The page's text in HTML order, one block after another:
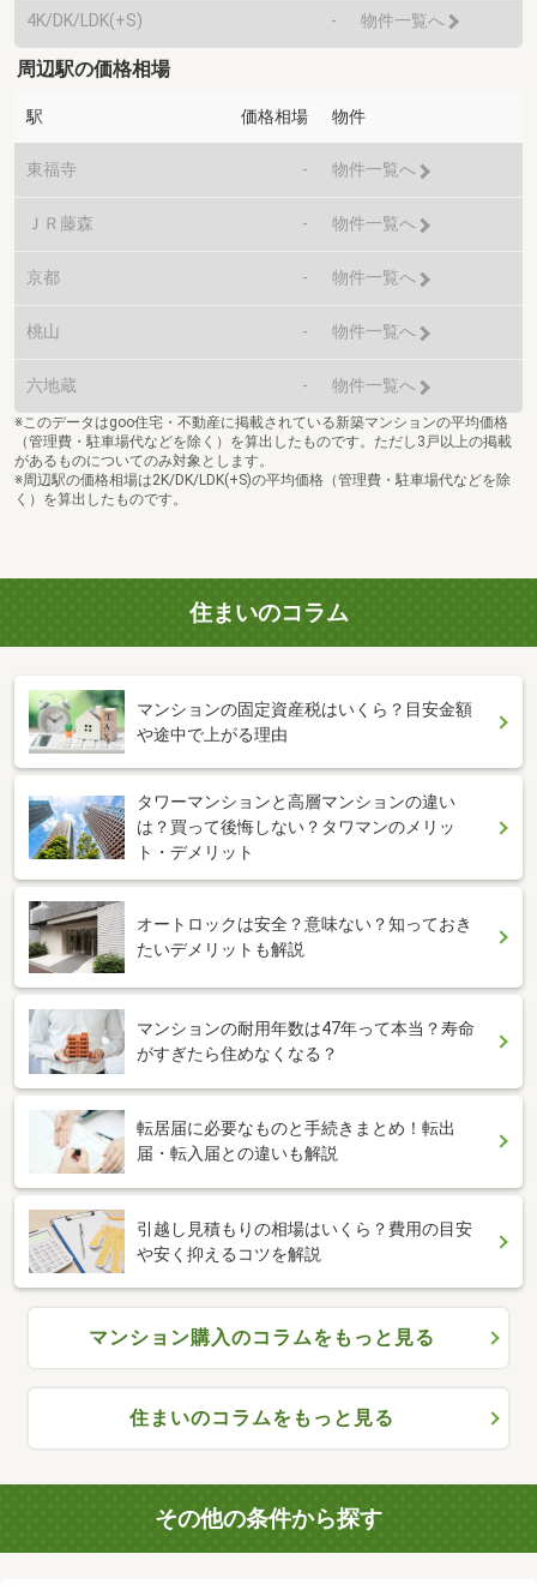
4K/DK/LDK(+S) - 物件一覧へ
周辺駅の価格相場
駅 価格相場 物件
東福寺 - 物件一覧へ
ＪＲ藤森 - 物件一覧へ
京都 - 物件一覧へ
桃山 - 物件一覧へ
六地蔵 - 物件一覧へ
※このデータはgoo住宅・不動産に掲載されている新築マンションの平均価格
（管理費・駐車場代などを除く）を算出したものです。ただし3戸以上の掲載
があるものについてのみ対象とします。
※周辺駅の価格相場は2K/DK/LDK(+S)の平均価格（管理費・駐車場代などを除
く）を算出したものです。
住まいのコラム
マンションの固定資産税はいくら？目安金額
や途中で上がる理由
タワーマンションと高層マンションの違い
は？買って後悔しない？タワマンのメリッ
ト・デメリット
オートロックは安全？意味ない？知っておき
たいデメリットも解説
マンションの耐用年数は47年って本当？寿命
がすぎたら住めなくなる？
転居届に必要なものと手続きまとめ！転出
届・転入届との違いも解説
引越し見積もりの相場はいくら？費用の目安
や安く抑えるコツを解説
マンション購入のコラムをもっと見る
住まいのコラムをもっと見る
その他の条件から探す